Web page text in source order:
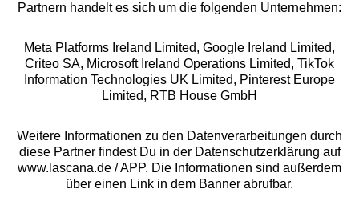
Alle Preise inkl. MwSt., zzgl.
Versandkosten
** Bonität vorausgesetzt, berechtigt zur Bonitätsprüfung
Partnern handelt es sich um die folgenden Unternehmen:
Meta Platforms Ireland Limited, Google Ireland Limited,
Criteo SA, Microsoft Ireland Operations Limited, TikTok
Information Technologies UK Limited, Pinterest Europe
Limited, RTB House GmbH
Weitere Informationen zu den Datenverarbeitungen durch
diese Partner findest Du in der Datenschutzerklärung auf
www.lascana.de / APP. Die Informationen sind außerdem
über einen Link in dem Banner abrufbar.